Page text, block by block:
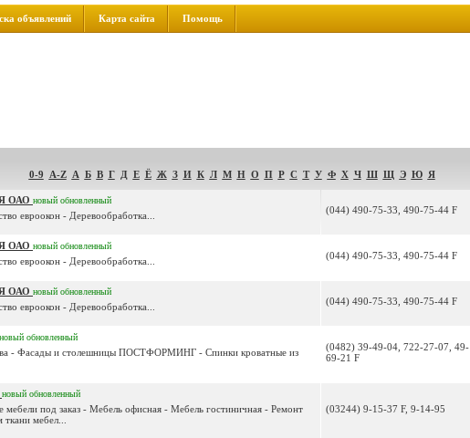
объявлений Карта сайта Помощь
0-9 A-Z А Б В Г Д Е Ё Ж З И К Л М Н О П Р С Т У Ф Х Ч Ш Щ Э Ю Я
ОАО новый обновленный
евроокон - Деревообработка... (044) 490-75-33, 490-75-44 F
ОАО новый обновленный
евроокон - Деревообработка... (044) 490-75-33, 490-75-44 F
ОАО новый обновленный
евроокон - Деревообработка... (044) 490-75-33, 490-75-44 F
новый обновленный
- Фасады и столешницы ПОСТФОРМИНГ - Спинки кроватные из
(0482) 39-49-04, 722-27-07, 49-
69-21 F
новый обновленный
мебели под заказ - Мебель офисная - Мебель гостиничная - Ремонт
мебел...
(03244) 9-15-37 F, 9-14-95